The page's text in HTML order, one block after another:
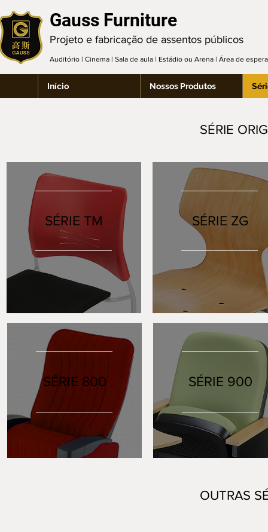
Gauss Furniture
Projeto e fabricação de assentos públicos
Auditório | Cinema | Sala de aula | Estádio ou Arena | Área de
Início Nossos Produtos
SÉRIE
SÉRIE TM SÉRIE ZG
SÉRIE 800 SÉRIE 900
OUTRAS